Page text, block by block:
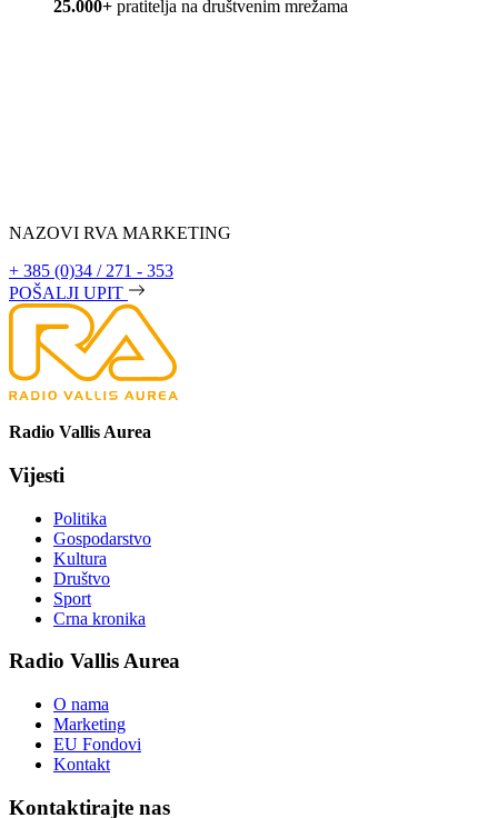
25.000+ pratitelja na društvenim mrežama
NAZOVI RVA MARKETING
+ 385 (0)34 / 271 - 353
POŠALJI UPIT
Radio Vallis Aurea
Vijesti
Politika
Gospodarstvo
Kultura
Društvo
Sport
Crna kronika
Radio Vallis Aurea
O nama
Marketing
EU Fondovi
Kontakt
Kontaktirajte nas